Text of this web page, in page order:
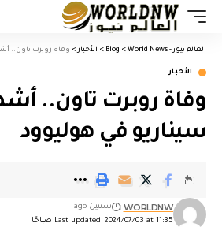
العالم نيوز - World News >
Blog
> الأخبار > وفاة روبرت تاون..
الأخبار
وفاة روبرت تاون..
سيناريو في هوليوود
Last updated: 2024/07/03 at 11:35 صباحًا
WORLDNW سنتين ago